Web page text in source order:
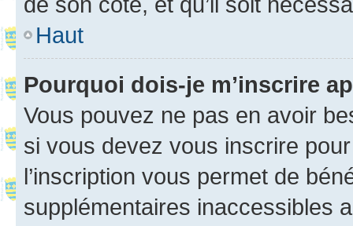
Haut
Pourquoi dois-je m’inscrire
Vous pouvez ne pas en avoir
si vous devez vous inscrire
l’inscription vous permet de
supplémentaires inaccessibles